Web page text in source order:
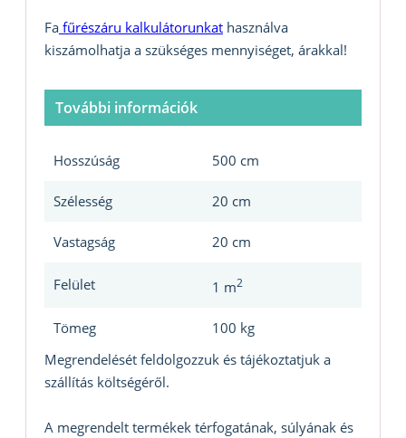
Fa fűrészáru kalkulátorunkat használva
kiszámolhatja a szükséges mennyiséget, árakkal!
További információk
Hosszúság 500 cm
Szélesség 20 cm
Vastagság 20 cm
Felület 1 m2
Tömeg
100 kg
Megrendelését feldolgozzuk és tájékoztatjuk a
szállítás költségéről.
A megrendelt termékek térfogatának, súlyának és